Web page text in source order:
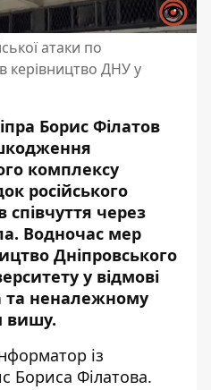
атаки по
керівництво ДНУ у
Борис Філатов
комплексу
російського
співчуття через
Водночас мер
Дніпровського
у відмові
та неналежному
вишу.
із
Бориса Філатова.